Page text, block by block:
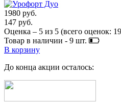
1980 руб.
147 руб.
Оценка – 5 из 5 (всего оценок: 19
Товар в наличии - 9 шт.
В корзину
До конца акции осталось: